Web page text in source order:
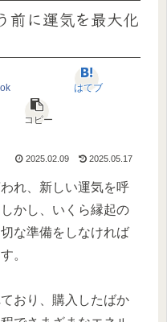
前に運気を最大化
はてブ
コピー
2025.02.09 2025.05.17
れ、新しい運気を呼
かし、いくら縁起の
な準備をしなければ
。
おり、購入したばか